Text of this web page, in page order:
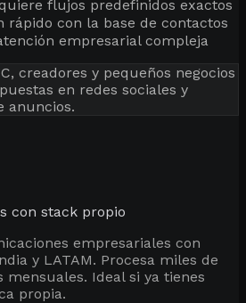
flujos predefinidos exactos
rápido con la base de contactos
empresarial compleja
creadores y pequeños negocios
en redes sociales y
anuncios.
con stack propio
empresariales con
y LATAM. Procesa miles de
mensuales. Ideal si ya tienes
propia.